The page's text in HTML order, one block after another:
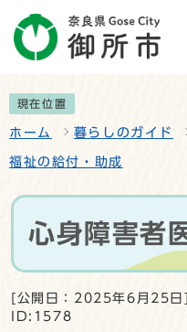
現在位置
ホーム 暮らしのガイド
福祉の給付・助成
心身障害者
[公開日：2025年6月25日]
ID:1578